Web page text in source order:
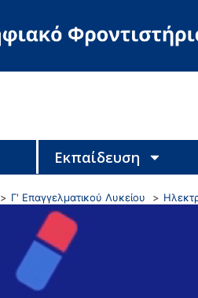
Εκπαίδευση
Γ' Επαγγελματικού Λυκείου